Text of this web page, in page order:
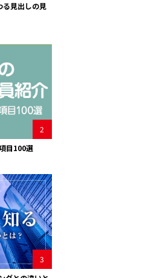
る見出しの見
2
目100選
3